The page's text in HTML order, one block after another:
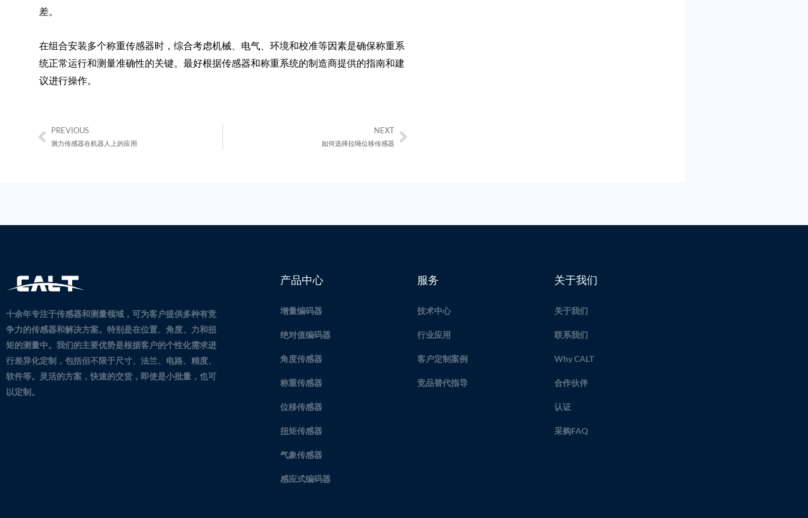
差。
在组合安装多个称重传感器时，综合考虑机械、电气、环境和校准等因素是确保称重系
统正常运行和测量准确性的关键。最好根据传感器和称重系统的制造商提供的指南和建
议进行操作。
Prev
PREVIOUS
测力传感器在机器人上的应用
NEXT
如何选择拉绳位移传感器Next
十余年专注于传感器和测量领域，可为客户提供多种有竞
争力的传感器和解决方案。 特别是在位置、角度、力和扭
矩的测量中。 我们的主要优势是根据客户的个性化需求进
行差异化定制，包括但不限于尺寸、法兰、电路、精度、
软件等。灵活的方案，快速的交货，即使是小批量，也可
以定制。
产品中心
增量编码器
绝对值编码器
角度传感器
称重传感器
位移传感器
扭矩传感器
气象传感器
感应式编码器
服务
技术中心
行业应用
客户定制案例
竞品替代指导
关于我们
关于我们
联系我们
Why CALT
合作伙伴
认证
采购FAQ